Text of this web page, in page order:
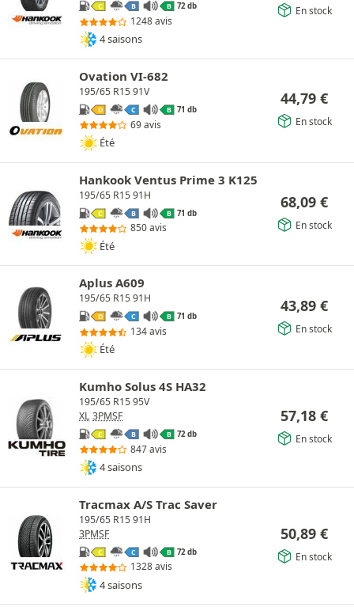
C B B 72 db
1248 avis
4 saisons
En stock
Ovation VI-682
195/65 R15 91V
D C B 71 db
69 avis
Été
44,79 €
En stock
Hankook Ventus Prime 3 K125
195/65 R15 91H
C B B 71 db
850 avis
Été
68,09 €
En stock
Aplus A609
195/65 R15 91H
D C B 71 db
134 avis
Été
43,89 €
En stock
Kumho Solus 4S HA32
195/65 R15 95V
XL 3PMSF
C B B 72 db
847 avis
4 saisons
57,18 €
En stock
Tracmax A/S Trac Saver
195/65 R15 91H
3PMSF
C C B 72 db
1328 avis
4 saisons
50,89 €
En stock